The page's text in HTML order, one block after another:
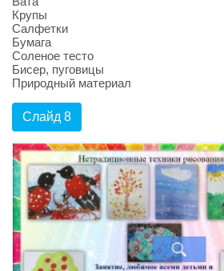
Крупы
Салфетки
Бумага
Соленое тесто
Бисер, пуговицы
Природный материал
Слайд 8